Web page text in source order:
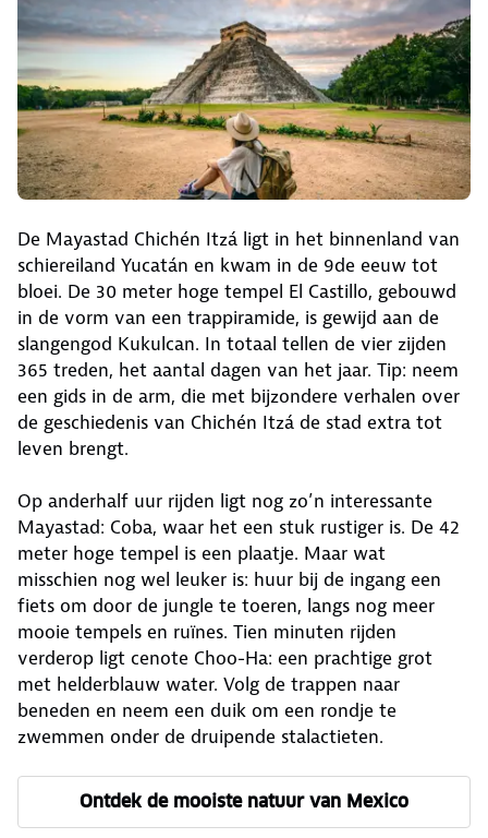
De Mayastad Chichén Itzá ligt in het binnenland van
schiereiland Yucatán en kwam in de 9de eeuw tot
bloei. De 30 meter hoge tempel El Castillo, gebouwd
in de vorm van een trappiramide, is gewijd aan de
slangengod Kukulcan. In totaal tellen de vier zijden
365 treden, het aantal dagen van het jaar. Tip: neem
een gids in de arm, die met bijzondere verhalen over
de geschiedenis van Chichén Itzá de stad extra tot
leven brengt.
Op anderhalf uur rijden ligt nog zo’n interessante
Mayastad: Coba, waar het een stuk rustiger is. De 42
meter hoge tempel is een plaatje. Maar wat
misschien nog wel leuker is: huur bij de ingang een
fiets om door de jungle te toeren, langs nog meer
mooie tempels en ruïnes. Tien minuten rijden
verderop ligt cenote Choo-Ha: een prachtige grot
met helderblauw water. Volg de trappen naar
beneden en neem een duik om een rondje te
zwemmen onder de druipende stalactieten.
Ontdek de mooiste natuur van Mexico